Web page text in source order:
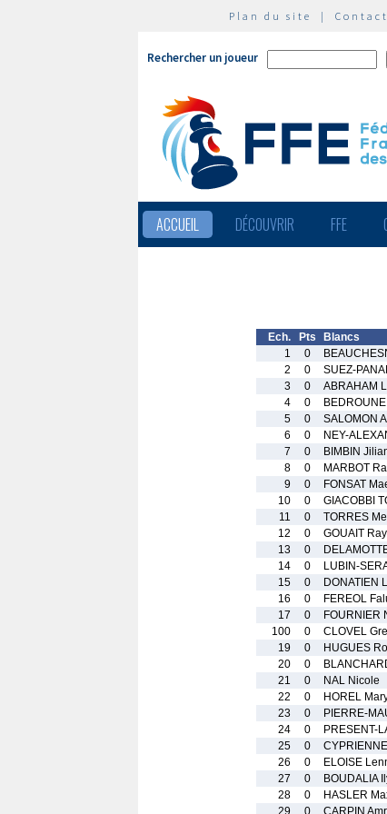
Plan du site | Contact
Rechercher un joueur
ACCUEIL DÉCOUVRIR FFE
Ech. Pts Blancs
1
0
2
0 SUEZ-
3
0 ABRAHAM
4
0
5
0 SALOMON
6
0 NEY-
7
0 BIMBIN
8
0 MARBOT
9
0 FONSAT
10
0 GIACOBBI
11
0 TORRES
12
0 GOUAIT
13
0
14
0 LUBIN-
15
0 DONATIEN
16
0 FEREOL
17
0 FOURNIER
100
0 CLOVEL
19
0 HUGUES
20
0
21
0 NAL Nicole
22
0 HOREL
23
0 PIERRE-
24
0 PRESENT-
25
0
26
0 ELOISE
27
0 BOUDALIA
28
0 HASLER
29
0 CARPIN